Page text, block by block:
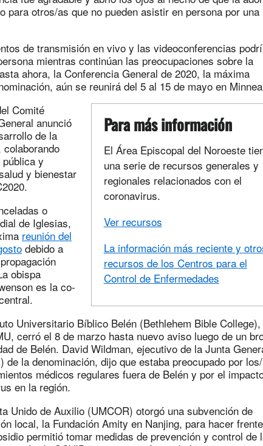
para otros/as que no pueden asistir en persona por una
de transmisión en vivo y las videoconferencias
mientras continúan las preocupaciones sobre la
ahora, la Conferencia General de 2020, la máxima
aún se reunirá del 5 al 15 de mayo en
Para más información
El Área Episcopal del Noroeste
una serie de recursos generales y
regionales relacionados con el
coronavirus.
Ver recursos
La información más reciente y
recursos de los Centros para el
Control de Enfermedades
Comité
anunció
de la
y
y bienestar
o
de Iglesias,
reunión del
debido a
obispa
es la co-
Universitario Bíblico Belén (Bethlehem Bible College),
cerró el 8 de marzo hasta nuevo aviso luego de un
de Belén. David Wildman, ejecutivo de la Junta
de la denominación, dijo que estaba preocupado por
médicos regulares fuera de Belén y por el
en la región.
Unido de Auxilio (UMCOR) otorgó una subvención de
local, la Fundación Amity en Nanjing, para hacer
permitió tomar medidas de prevención y control de